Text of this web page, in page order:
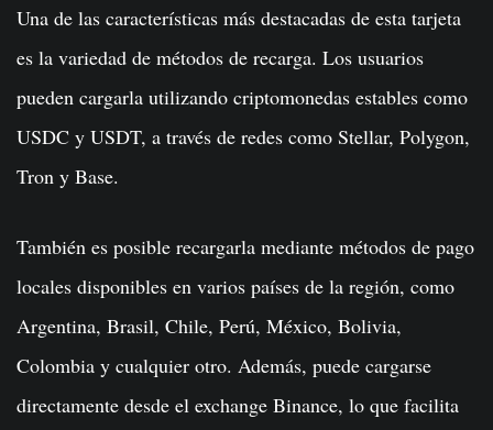
Una de las características más destacadas de esta tarjeta
es la variedad de métodos de recarga. Los usuarios
pueden cargarla utilizando criptomonedas estables como
USDC y USDT, a través de redes como Stellar, Polygon,
Tron y Base.
También es posible recargarla mediante métodos de pago
locales disponibles en varios países de la región, como
Argentina, Brasil, Chile, Perú, México, Bolivia,
Colombia y cualquier otro. Además, puede cargarse
directamente desde el exchange Binance, lo que facilita